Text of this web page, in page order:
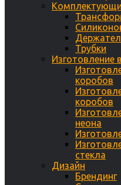
Трубки
Изготовление
коробов
коробов
неона
стекла
Дизайн
Брендинг